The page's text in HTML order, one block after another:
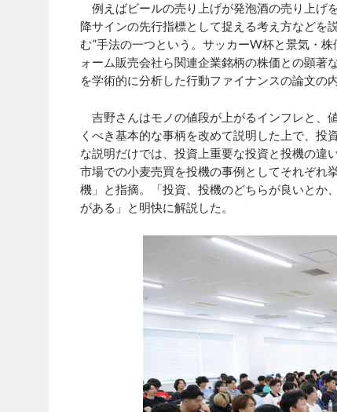
例えばビールの売り上げが発泡酒の売り上げ
降サインの先行指標として捉える考え方などを
む”手法の一つという。サッカーW杯と景気・
ォーム販売会社ら関連企業銘柄の株価との顕
を学術的に分析した行動ファイナンスの論文の
吉野さんはモノの値段が上がるインフレと、
くべき基本的な事柄を改めて説明した上で、
な説明だけでは、投資上重要な投資と投機の違
市場での小麦売買を投機の事例としてそれぞれ
機」と指摘。「投資、投機のどちらが良いとか
がある」と明快に解説した。